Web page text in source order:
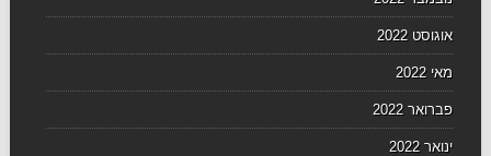
אוגוסט 2022
מאי 2022
פברואר 2022
ינואר 2022